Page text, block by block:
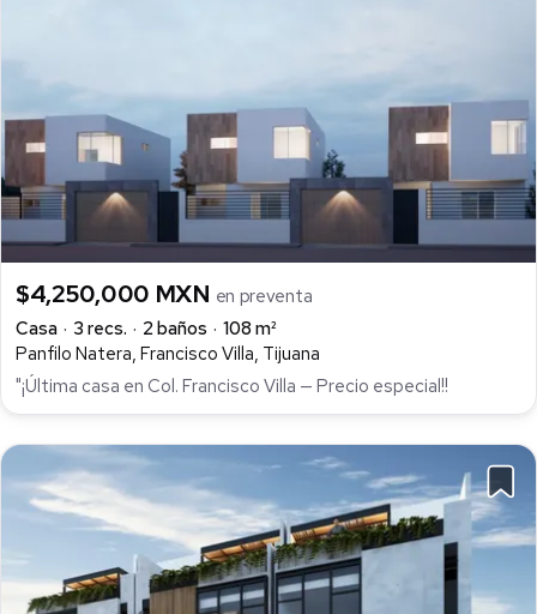
$4,250,000 MXN en preventa
Casa
3 recs. 2 baños
108 m²
Panfilo Natera, Francisco Villa, Tijuana
"¡Última casa en Col. Francisco Villa — Precio especial!!